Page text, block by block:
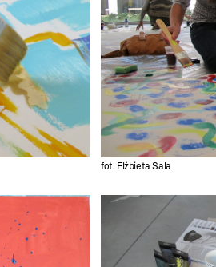
fot. Elżbieta Sala